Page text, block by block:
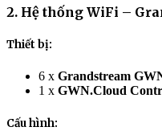
2. Hệ thống WiFi –
Thiết bị:
6 x Grandstream
1 x GWN.Cloud
Cấu hình: